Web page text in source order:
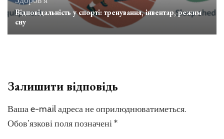
Відповідальність у спорті: тренування, інвентар, режим
сну
Залишити відповідь
Ваша e-mail адреса не оприлюднюватиметься.
Обов’язкові поля позначені*